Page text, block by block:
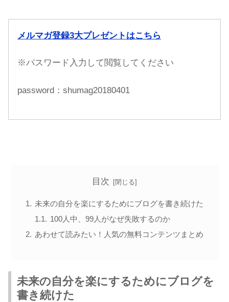
メルマガ登録3大プレゼントはこちら
※パスワード入力して閲覧してください
password：shumag20180401
目次
未来の自分を楽にするためにブログを書き続けた
100人中、99人がなぜ失敗するのか
あわせて読みたい！人気の無料コンテンツまとめ
未来の自分を楽にするためにブログを
書き続けた